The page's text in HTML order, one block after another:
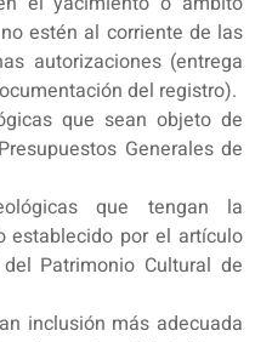
estén al corriente de las
autorizaciones (entrega
del registro).
que sean objeto de
Generales de
que tengan la
establecido por el artículo
Patrimonio Cultural de
inclusión más adecuada